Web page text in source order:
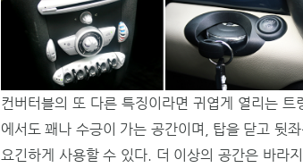
컨버터블의 또 다른 특징이라면 귀엽게 열리는
에서도 꽤나 수긍이 가는 공간이며, 탑을 닫고 뒷
요긴하게 사용할 수 있다. 더 이상의 공간은 바라